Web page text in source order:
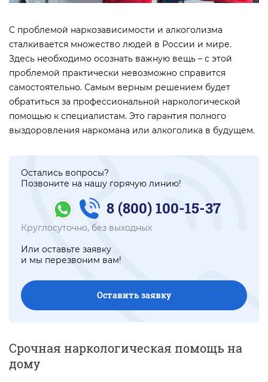
С проблемой наркозависимости и алкоголизма
сталкивается множество людей в России и мире.
Здесь необходимо осознать важную вещь – с этой
проблемой практически невозможно справится
самостоятельно. Самым верным решением будет
обратиться за профессиональной наркологической
помощью к специалистам. Это гарантия полного
выздоровления наркомана или алкоголика в будущем.
Остались вопросы?
Позвоните на нашу горячую линию!
8 (800) 100-15-37
Круглосуточно, без выходных
Или оставьте заявку
и мы перезвоним вам!
Оставить заявку
Срочная наркологическая помощь на
дому